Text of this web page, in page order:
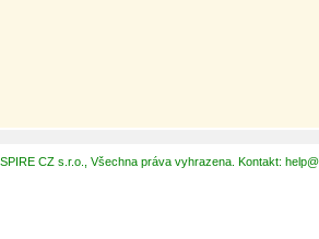
CZ s.r.o., Všechna práva vyhrazena. Kontakt: